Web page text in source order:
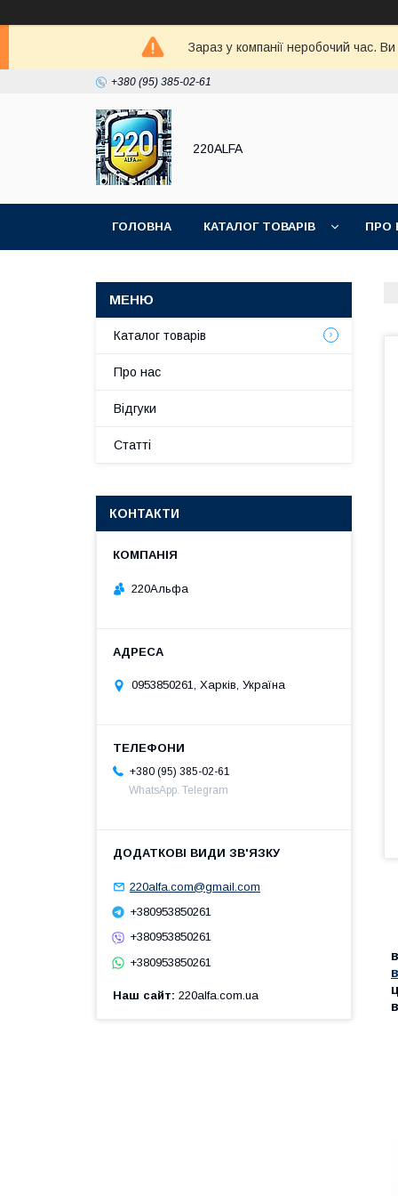
Зараз у компанії неробочий час.
+380 (95) 385-02-61
220ALFA
ГОЛОВНА КАТАЛОГ ТОВАРІВ ПРО
Каталог товарів
Про нас
Відгуки
Статті
КОНТАКТИ
220Альфа
0953850261, Харків, Україна
+380 (95) 385-02-61
WhatsApp. Telegram
220alfa.com@gmail.com
+380953850261
+380953850261
+380953850261
Наш сайт 220alfa.com.ua